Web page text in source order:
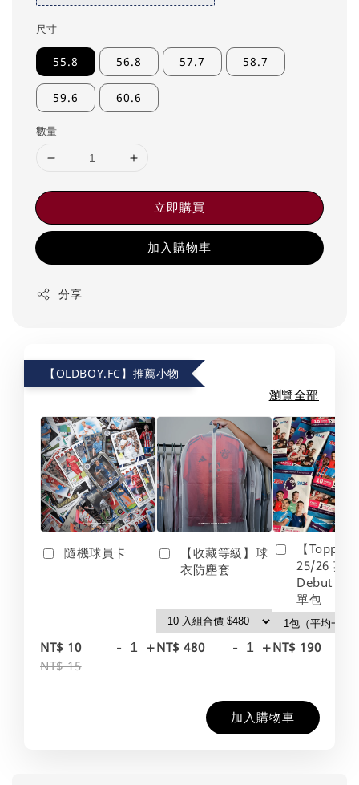
尺寸
55.8 56.8 57.7 58.7
59.6 60.6
數量
立即購買
加入購物車
分享
【OLDBOY.FC】推薦小物
瀏覽全部
隨機球員卡
NT$ 10
NT$ 15
- +
【收藏等級】球
衣防塵套
NT$ 480 - +
【Topps】
25/26 英
Debut
單包
NT$ 190
加入購物車